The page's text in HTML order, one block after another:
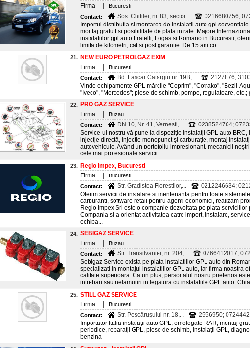
Firma
Bucuresti
Contact:
Sos. Chitilei, nr. 83, sector...
0216680756;
Importul distributia si montarea de Instalatii auto gpl
montaj gratuit si posibilitate de plata in rate. Majore
instalatiilor gpl auto Fratelli, Logas si Romano in Bucuresti,
limita de kilometri, cat si post garantie. De 15 ani co...
21. NEW EURO PETROLGAZ EXIM
Firma
Bucuresti
Contact:
Bd. Lascăr Catargiu nr. 19B,...
2127876;
Vinde echipamente GPL mărcile "Coprim", "Cotrako", "Bezil-
"Iveco", "Mercedes"; piese de schimb, pompe, regulatoare, etc.;
22. PRO GAZ SERVICE
Firma
Buzau
Contact:
DN 10, Nr. 41, Vernesti,...
0238524764;
Service-ul nostru vă pune la dispoziţie instalaţii GPL auto BRC,
injecţie directă, injecţie monopunct şi carburaţie, montaj
autovehicule. Având un portofoliu impresionant, mecanicii
cele mai profesionale servicii.
23. Regio Impex, Bucuresti
Firma
Bucuresti
Contact:
Str. Gradistea Florestilor,...
0212246634;
Oferim servicii de instalare si mentenanta pentru toate
carburanti, software retail pentru agenti economici, realizam
Regio Impex Srl este o companie dezvoltata pe piata
Compania si-a orientat activitatea catre import, instalare,
echipa...
24. SEBIGAZ SERVICE
Firma
Buzau
Contact:
Str. Transilvaniei, nr. 204,...
0766412017;
Sebigaz Service exista pe piata instalatiilor GPL auto din
specializati in montajul instalatiilor GPL auto, iar firma noastra
calitate superioara. Ca un plus, personalul nostru prietenos
intrebari sau nelamuriri in legatura cu instalatiile GPL auto.
25. STILL GAZ SERVICE
Firma
Bucuresti
Contact:
Str. Pescăruşului nr. 18,...
2556950;
Importator Italia instalaţii auto GPL, omologate RAR, montaj
periodice, reparaţii GPL, piese de schimb, instalaţii GPL,
benzina